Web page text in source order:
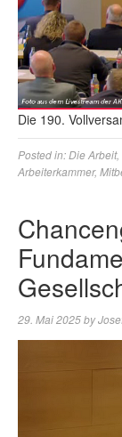
Die 190.
Posted in:Die Arbeit,
Arbeiterkammer,
29. Mai 2025by